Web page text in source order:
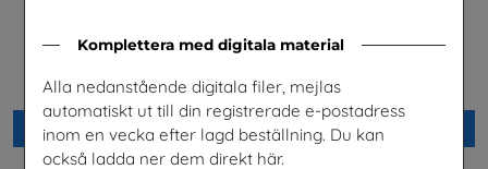
Komplettera med digitala material
Alla nedanstående digitala filer, mejlas
automatiskt ut till din registrerade e-postadress
inom en vecka efter lagd beställning. Du kan
också ladda ner dem direkt här.
Möjligheter med el- och
energiprogrammet
Sverige AB
Beställ 0kr
Lastbilschaufför-Ett
framtidsjobb
Beställ 0kr